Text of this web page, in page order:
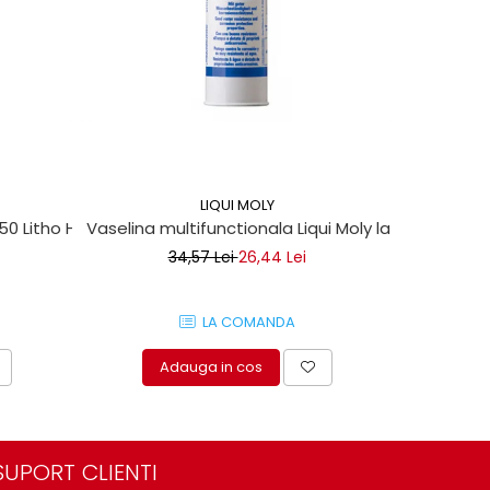
Litho HT
LIQUI MOLY
Vaselina multifunctionala Liqui Moly la tub 400ml
34,57 Lei26,44 Lei
LA COMANDA
Adauga in cos
CLIENTI